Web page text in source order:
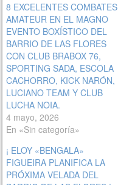
8 EXCELENTES COMBATES
AMATEUR EN EL MAGNO
EVENTO BOXÍSTICO DEL
BARRIO DE LAS FLORES
CON CLUB BRABOX 76,
SPORTING SADA, ESCOLA
CACHORRO, KICK NARÓN,
LUCIANO TEAM Y CLUB
LUCHA NOIA.
4 mayo, 2026
En «Sin categoría»
¡ ELOY «BENGALA»
FIGUEIRA PLANIFICA LA
PRÓXIMA VELADA DEL